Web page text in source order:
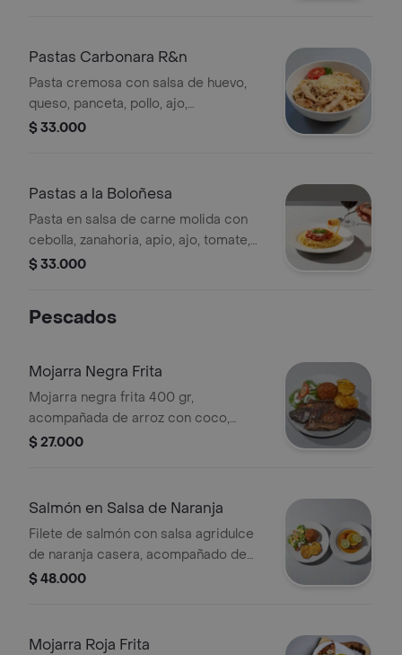
Pastas Carbonara R&n
Pasta cremosa con salsa de huevo,
queso, panceta, pollo, ajo,
acompañada de pan tostado y queso
$ 33.000
Pastas a la Boloñesa
Pasta en salsa de carne molida con
cebolla, zanahoria, apio, ajo, tomate,
especias de la casa, acompañada de
$ 33.000
Pescados
Mojarra Negra Frita
Mojarra negra frita 400 gr,
acompañada de arroz con coco,
patacones y ensalada de la casa a
$ 27.000
Salmón en Salsa de Naranja
Filete de salmón con salsa agridulce
de naranja casera, acompañado de
ensalada de la casa, arroz y
$ 48.000
Mojarra Roja Frita